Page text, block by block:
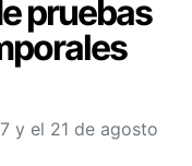
pruebas
y el 21 de agosto